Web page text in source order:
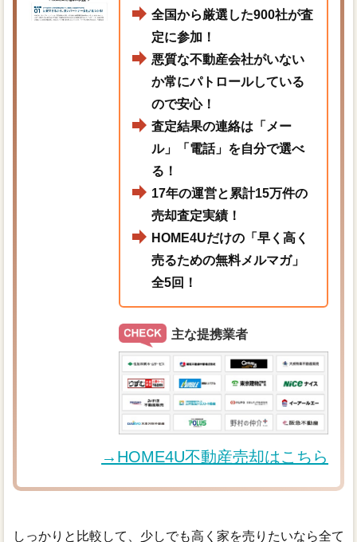
全国から厳選した900社が査
定に参加！
悪質な不動産会社がいない
か常にパトロールしている
ので安心！
査定結果の連絡は「メー
ル」「電話」を自分で選べ
る！
17年の運営と累計15万件の
売却査定実績！
HOME4Uだけの「早く高く
売るための無料メルマガ」
全5回！
主な提携業者
→HOME4U不動産売却はこちら
しっかりと比較して、少しでも高く家を売りたいなら全て